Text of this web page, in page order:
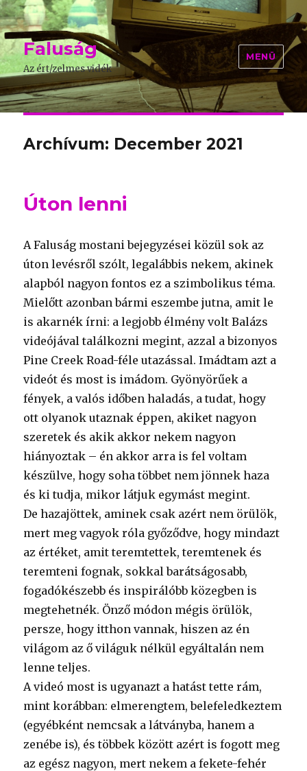
Faluság
Az ért/zelmes vidék
MENÜ
Archívum: December 2021
Úton lenni
A Faluság mostani bejegyzései közül sok az
úton levésről szólt, legalábbis nekem, akinek
alapból nagyon fontos ez a szimbolikus téma.
Mielőtt azonban bármi eszembe jutna, amit le
is akarnék írni: a legjobb élmény volt Balázs
videójával találkozni megint, azzal a bizonyos
Pine Creek Road-féle utazással. Imádtam azt a
videót és most is imádom. Gyönyörűek a
fények, a valós időben haladás, a tudat, hogy
ott olyanok utaznak éppen, akiket nagyon
szeretek és akik akkor nekem nagyon
hiányoztak – én akkor arra is fel voltam
készülve, hogy soha többet nem jönnek haza
és ki tudja, mikor látjuk egymást megint.
De hazajöttek, aminek csak azért nem örülök,
mert meg vagyok róla győződve, hogy mindazt
az értéket, amit teremtettek, teremtenek és
teremteni fognak, sokkal barátságosabb,
fogadókészebb és inspirálóbb közegben is
megtehetnék. Önző módon mégis örülök,
persze, hogy itthon vannak, hiszen az én
világom az ő világuk nélkül egyáltalán nem
lenne teljes.
A videó most is ugyanazt a hatást tette rám,
mint korábban: elmerengtem, belefeledkeztem
(egyébként nemcsak a látványba, hanem a
zenébe is), és többek között azért is fogott meg
az egész nagyon, mert nekem a fekete-fehér